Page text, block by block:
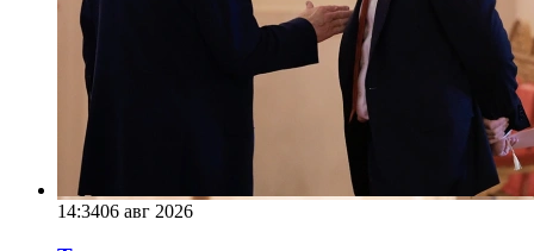
14:3406 авг 2026